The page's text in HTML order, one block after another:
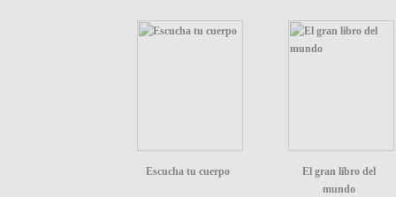
Escucha tu cuerpo
El gran libro del
mundo